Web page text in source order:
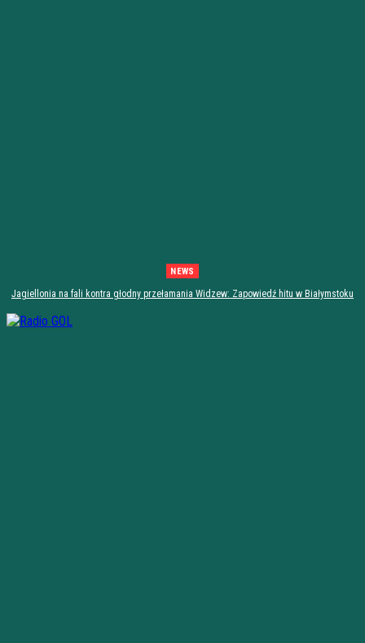
NEWS
Jagiellonia na fali kontra głodny przełamania Widzew: Zapowiedź hitu w Białymstoku